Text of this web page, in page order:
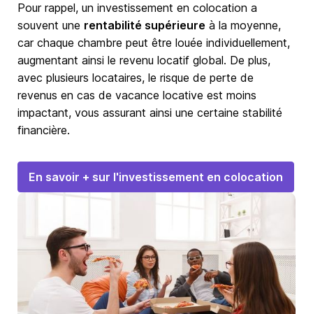
Pour rappel, un investissement en colocation a
souvent une rentabilité supérieure à la moyenne,
car chaque chambre peut être louée individuellement,
augmentant ainsi le revenu locatif global. De plus,
avec plusieurs locataires, le risque de perte de
revenus en cas de vacance locative est moins
impactant, vous assurant ainsi une certaine stabilité
financière.
En savoir + sur l'investissement en colocation